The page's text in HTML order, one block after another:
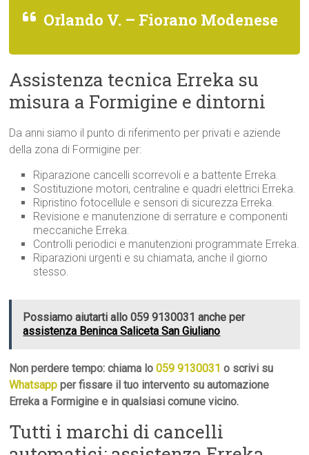
Orlando V. – Fiorano Modenese
Assistenza tecnica Erreka su
misura a Formigine e dintorni
Da anni siamo il punto di riferimento per privati e aziende
della zona di Formigine per:
Riparazione cancelli scorrevoli e a battente Erreka.
Sostituzione motori, centraline e quadri elettrici Erreka.
Ripristino fotocellule e sensori di sicurezza Erreka.
Revisione e manutenzione di serrature e componenti
meccaniche Erreka.
Controlli periodici e manutenzioni programmate Erreka.
Riparazioni urgenti e su chiamata, anche il giorno
stesso.
Possiamo aiutarti allo 059 9130031 anche per
assistenza Beninca Saliceta San Giuliano
Non perdere tempo: chiama lo059 9130031 o scrivi su
Whatsapp per fissare il tuo intervento su automazione
Erreka a Formigine e in qualsiasi comune vicino.
Tutti i marchi di cancelli